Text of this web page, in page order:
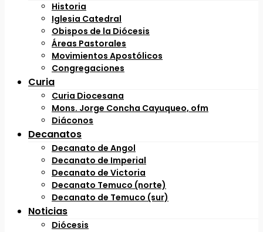
Historia
Iglesia Catedral
Obispos de la Diócesis
Áreas Pastorales
Movimientos Apostólicos
Congregaciones
Curia
Curia Diocesana
Mons. Jorge Concha Cayuqueo, ofm
Diáconos
Decanatos
Decanato de Angol
Decanato de Imperial
Decanato de Victoria
Decanato Temuco (norte)
Decanato de Temuco (sur)
Noticias
Diócesis